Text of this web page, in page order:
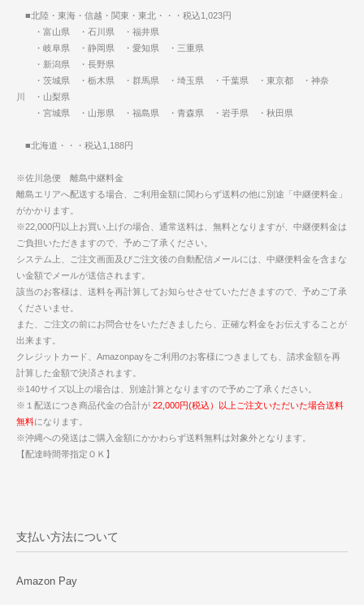
■北陸・東海・信越・関東・東北・・・税込1,023円
・富山県 ・石川県 ・福井県
・岐阜県 ・静岡県 ・愛知県 ・三重県
・新潟県 ・長野県
・茨城県 ・栃木県 ・群馬県 ・埼玉県 ・千葉県 ・東京都 ・神奈
川 ・山梨県
・宮城県 ・山形県 ・福島県 ・青森県 ・岩手県 ・秋田県
■北海道・・・税込1,188円
※佐川急便 離島中継料金
離島エリアへ配送する場合、ご利用金額に関わらず送料の他に別途「中継便料金」
がかかります。
※22,000円以上お買い上げの場合、通常送料は、無料となりますが、中継便料金は
ご負担いただきますので、予めご了承ください。
システム上、ご注文画面及びご注文後の自動配信メールには、中継便料金を含まな
い金額でメールが送信されます。
該当のお客様は、送料を再計算してお知らせさせていただきますので、予めご了承
くださいませ。
また、ご注文の前にお問合せをいただきましたら、正確な料金をお伝えすることが
出来ます。
クレジットカード、Amazonpayをご利用のお客様につきましても、請求金額を再
計算した金額で決済されます。
※140サイズ以上の場合は、別途計算となりますので予めご了承ください。
※１配送につき商品代金の合計が 22,000円(税込）以上ご注文いただいた場合送料
無料になります。
※沖縄への発送はご購入金額にかかわらず送料無料は対象外となります。
【配達時間帯指定ＯＫ】
支払い方法について
Amazon Pay